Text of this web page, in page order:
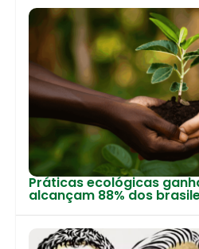
Práticas ecológicas
alcançam 88% dos